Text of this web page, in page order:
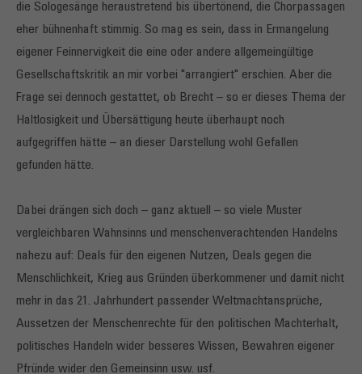
die Sologesänge heraustretend bis übertönend, die Chorpassagen
eher bühnenhaft stimmig. So mag es sein, dass in Ermangelung
eigener Feinnervigkeit die eine oder andere allgemeingültige
Gesellschaftskritik an mir vorbei "arrangiert" erschien. Aber die
Frage sei dennoch gestattet, ob Brecht – so er dieses Thema der
Haltlosigkeit und Übersättigung heute überhaupt noch
aufgegriffen hätte – an dieser Darstellung wohl Gefallen
gefunden hätte.
Dabei drängen sich doch – ganz aktuell – so viele Muster
vergleichbaren Wahnsinns und menschenverachtenden Handelns
nahezu auf: Deals für den eigenen Nutzen, Deals gegen die
Menschlichkeit, Krieg aus Gründen überkommener und damit nicht
mehr in das 21. Jahrhundert passender Weltmachtansprüche,
Aussetzen der Menschenrechte für den politischen Machterhalt,
politisches Handeln wider besseres Wissen, Bewahren eigener
Pfründe wider den Gemeinsinn usw. usf.